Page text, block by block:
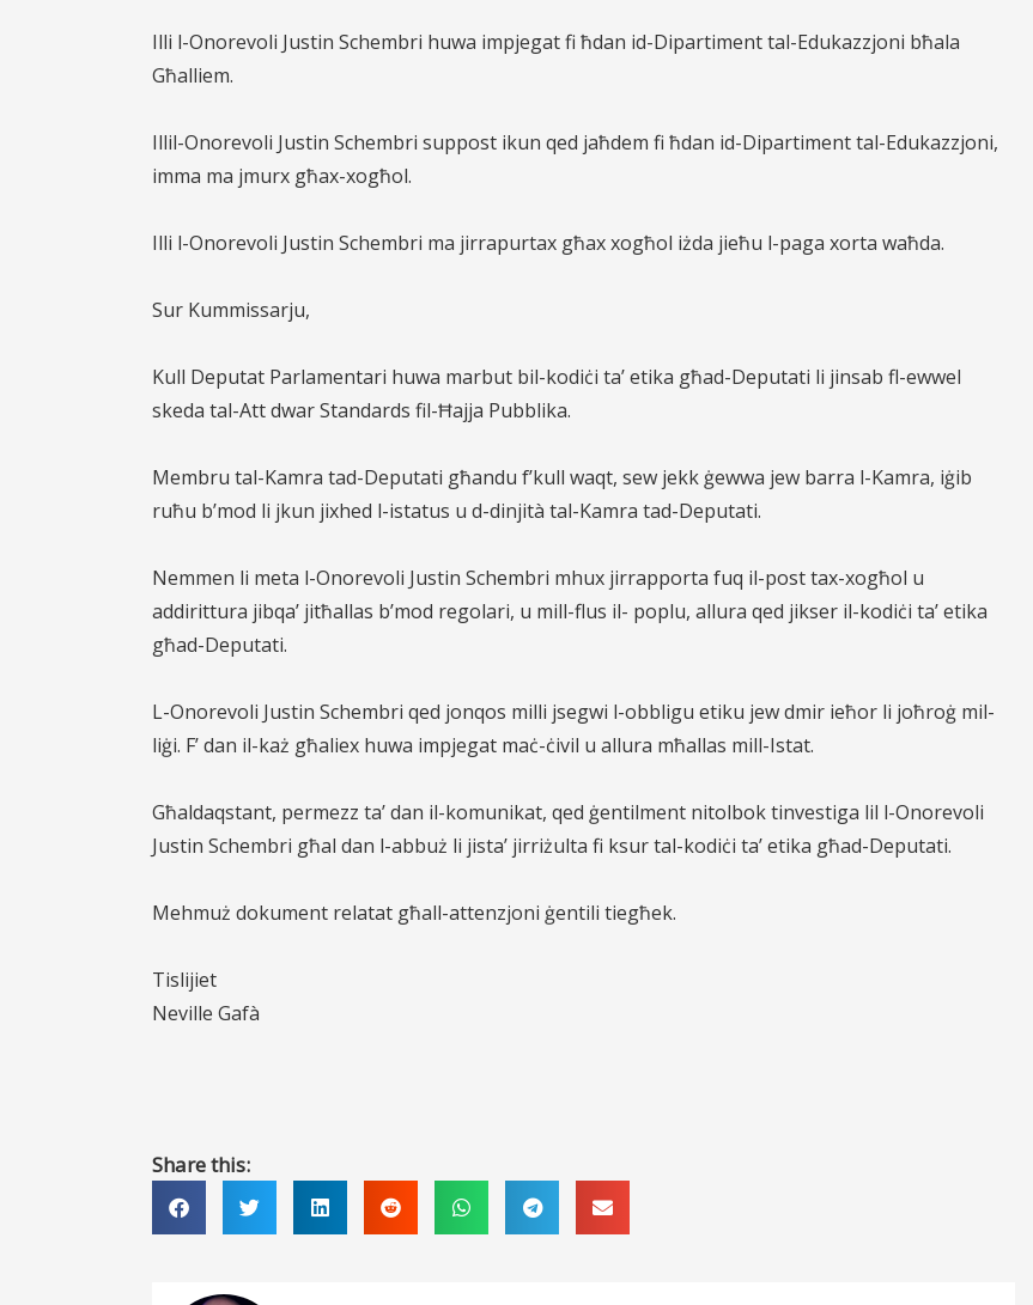
Illi l-Onorevoli Justin Schembri huwa impjegat fi ħdan id-Dipartiment tal-Edukazzjoni bħala
Għalliem.
Illil-Onorevoli Justin Schembri suppost ikun qed jaħdem fi ħdan id-Dipartiment tal-Edukazzjoni,
imma ma jmurx għax-xogħol.
Illi l-Onorevoli Justin Schembri ma jirrapurtax għax xogħol iżda jieħu l-paga xorta waħda.
Sur Kummissarju,
Kull Deputat Parlamentari huwa marbut bil-kodiċi ta’ etika għad-Deputati li jinsab fl-ewwel
skeda tal-Att dwar Standards fil-Ħajja Pubblika.
Membru tal-Kamra tad-Deputati għandu f’kull waqt, sew jekk ġewwa jew barra l-Kamra, iġib
ruħu b’mod li jkun jixhed l-istatus u d-dinjità tal-Kamra tad-Deputati.
Nemmen li meta l-Onorevoli Justin Schembri mhux jirrapporta fuq il-post tax-xogħol u
addirittura jibqa’ jitħallas b’mod regolari, u mill-flus il- poplu, allura qed jikser il-kodiċi ta’ etika
għad-Deputati.
L-Onorevoli Justin Schembri qed jonqos milli jsegwi l-obbligu etiku jew dmir ieħor li joħroġ mil-
liġi. F’ dan il-każ għaliex huwa impjegat maċ-ċivil u allura mħallas mill-Istat.
Għaldaqstant, permezz ta’ dan il-komunikat, qed ġentilment nitolbok tinvestiga lil l-Onorevoli
Justin Schembri għal dan l-abbuż li jista’ jirriżulta fi ksur tal-kodiċi ta’ etika għad-Deputati.
Mehmuż dokument relatat għall-attenzjoni ġentili tiegħek.
Tislijiet
Neville Gafà
Share this: